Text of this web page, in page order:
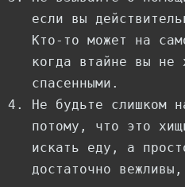
если вы
Кто-то может на
когда втайне вы не
спасенными.
Не будьте слишком
потому, что это
искать еду, а
достаточно